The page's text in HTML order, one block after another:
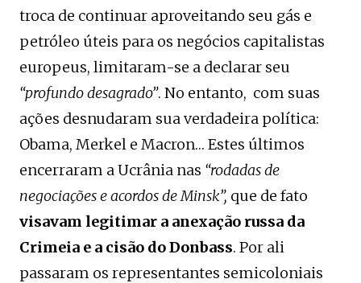
troca de continuar aproveitando seu gás e
petróleo úteis para os negócios capitalistas
europeus, limitaram-se a declarar seu
“profundo desagrado”. No entanto, com suas
ações desnudaram sua verdadeira política:
Obama, Merkel e Macron… Estes últimos
encerraram a Ucrânia nas “rodadas de
negociações e acordos de Minsk”, que de fato
visavam legitimar a anexação russa da
Crimeia e a cisão do Donbass. Por ali
passaram os representantes semicoloniais